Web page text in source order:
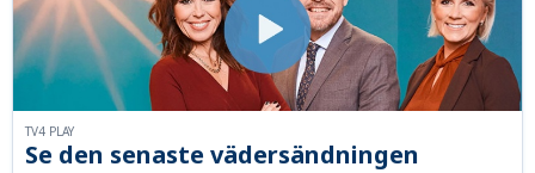
Se den senaste vädersändningen
TV4 PLAY